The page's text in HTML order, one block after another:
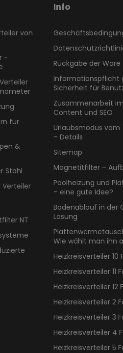
von
-
für
&
Stahl
Verteiler
NT
Info
Rückgabe der Ware
Informationspflicht
Sicherheit für
Zusammenarbeit
Content und SEO
Urlaubsmodus vom
– Details
Sitemap
Magnetitfilter –
Poolheizung und
– eine gute Idee?
Bodenablauf in der
Lösung
Wie wählt man ihn
Heizkreisverteiler 10
Heizkreisverteiler 11
Heizkreisverteiler 12
Heizkreisverteiler 2
Heizkreisverteiler 3
Heizkreisverteiler 4
Heizkreisverteiler 5